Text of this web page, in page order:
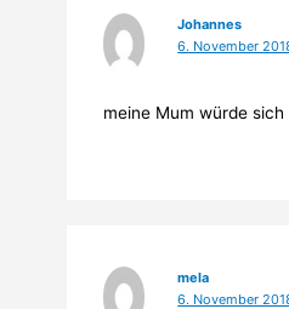
Johannes
6. November
meine Mum würde sich
mela
6. November